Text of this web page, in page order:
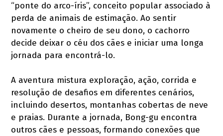
“ponte do arco-íris”, conceito popular associado à
perda de animais de estimação. Ao sentir
novamente o cheiro de seu dono, o cachorro
decide deixar o céu dos cães e iniciar uma longa
jornada para encontrá-lo.
A aventura mistura exploração, ação, corrida e
resolução de desafios em diferentes cenários,
incluindo desertos, montanhas cobertas de neve
e praias. Durante a jornada, Bong-gu encontra
outros cães e pessoas, formando conexões que